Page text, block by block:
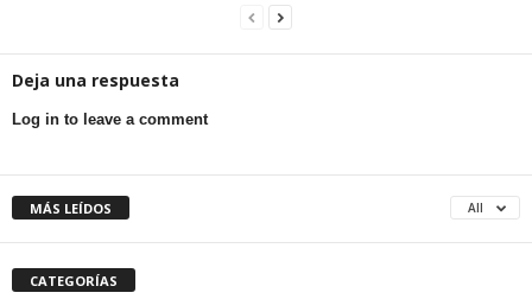
Deja una respuesta
Log in to leave a comment
MÁS LEÍDOS All
CATEGORÍAS